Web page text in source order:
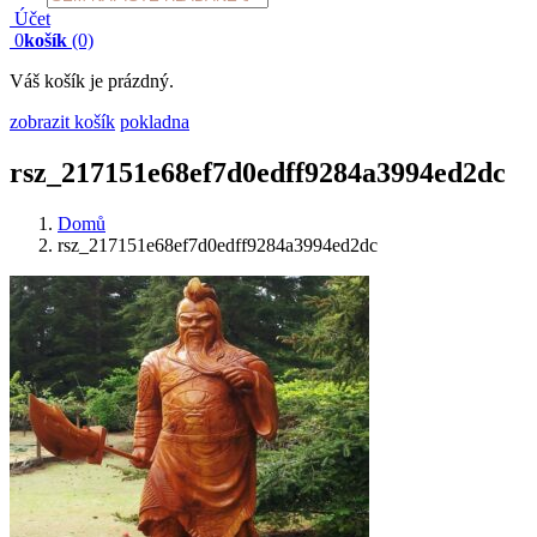
search
Účet
0košík (0)
Váš košík je prázdný.
zobrazit košík pokladna
rsz_217151e68ef7d0edff9284a3994ed2dc
Domů
rsz_217151e68ef7d0edff9284a3994ed2dc